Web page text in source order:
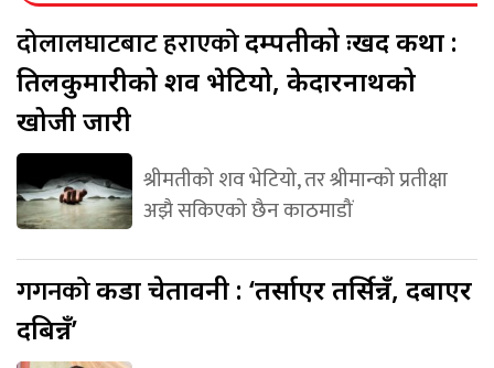
दोलालघाटबाट हराएकोदम्पतीको दुःखद कथा :
तिलकुमारीको शव भेटियो, केदारनाथको
खोजी जारी
श्रीमतीको शव भेटियो, तर श्रीमान्को प्रतीक्षा
अझै सकिएको छैन काठमाडौं
गगनकोकडा चेतावनी : ‘तर्साएर तर्सिन्नँ, दबाएर
दबिन्नँ’